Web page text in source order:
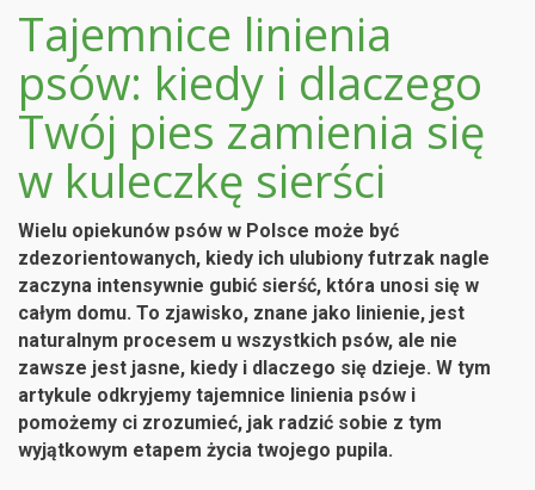
Tajemnice linienia
psów: kiedy i dlaczego
Twój pies zamienia się
w kuleczkę sierści
Wielu opiekunów psów w Polsce może być
zdezorientowanych, kiedy ich ulubiony futrzak nagle
zaczyna intensywnie gubić sierść, która unosi się w
całym domu. To zjawisko, znane jako linienie, jest
naturalnym procesem u wszystkich psów, ale nie
zawsze jest jasne, kiedy i dlaczego się dzieje. W tym
artykule odkryjemy tajemnice linienia psów i
pomożemy ci zrozumieć, jak radzić sobie z tym
wyjątkowym etapem życia twojego pupila.